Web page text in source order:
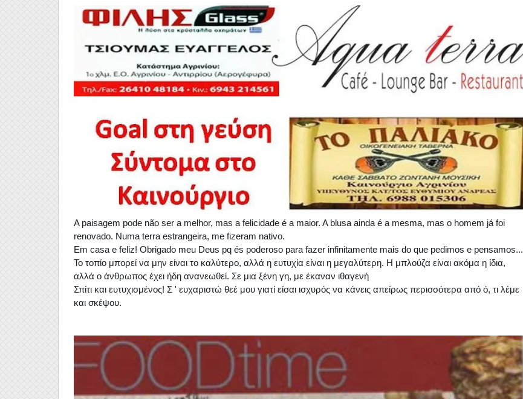
A paisagem pode não ser a melhor, mas a felicidade é a maior. A blusa ainda é a mesma, mas o homem já foi
renovado. Numa terra estrangeira, me fizeram nativo.
Em casa e feliz! Obrigado meu Deus pq és poderoso para fazer infinitamente mais do que pedimos e pensamos...
Το τοπίο μπορεί να μην είναι το καλύτερο, αλλά η ευτυχία είναι η μεγαλύτερη. Η μπλούζα είναι ακόμα η ίδια,
αλλά ο άνθρωπος έχει ήδη ανανεωθεί. Σε μια ξένη γη, με έκαναν ιθαγενή
Σπίτι και ευτυχισμένος! Σ ' ευχαριστώ θεέ μου γιατί είσαι ισχυρός να κάνεις απείρως περισσότερα από ό, τι λέμε
και σκέψου.